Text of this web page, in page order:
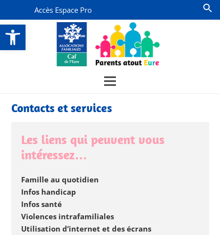
Ouvrir la barre d’outils
Accès Espace Pro
Contacts et services
Les liens qui peuvent vous
intéressez…
Famille au quotidien
Infos handicap
Infos santé
Violences intrafamiliales
Utilisation d’internet et des écrans